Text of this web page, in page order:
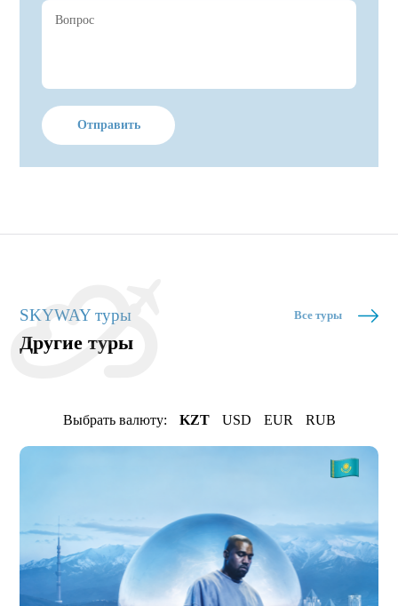
Отправить
SKYWAY туры Все туры
Другие туры
Выбрать валюту: KZT USD EUR RUB